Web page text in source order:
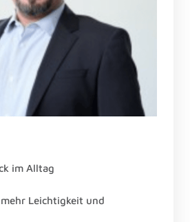
im Alltag
Leichtigkeit und